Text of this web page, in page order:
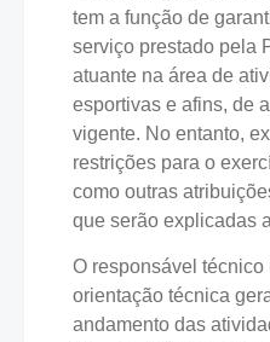
tem a função de
serviço prestado pela
atuante na área de
esportivas e afins, de
vigente. No entanto,
restrições para o
como outras
que serão explicadas
O responsável técnico
orientação técnica
andamento das